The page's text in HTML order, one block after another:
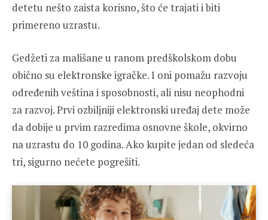
detetu nešto zaista korisno, što će trajati i biti
primereno uzrastu.
Gedžeti za mališane u ranom predškolskom dobu
obično su elektronske igračke. I oni pomažu razvoju
određenih veština i sposobnosti, ali nisu neophodni
za razvoj. Prvi ozbiljniji elektronski uređaj dete može
da dobije u prvim razredima osnovne škole, okvirno
na uzrastu do 10 godina. Ako kupite jedan od sledeća
tri, sigurno nećete pogrešiti.